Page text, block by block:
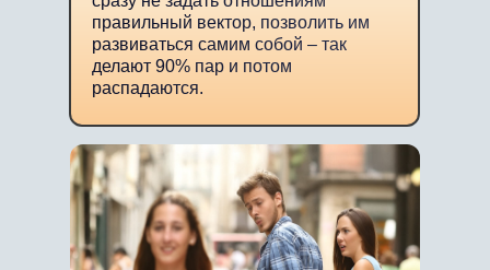
правильный вектор, позволить им
развиваться самим собой – так
делают 90% пар и потом
распадаются.